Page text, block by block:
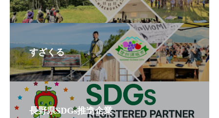
すざくる
長野県SDGs推進企業